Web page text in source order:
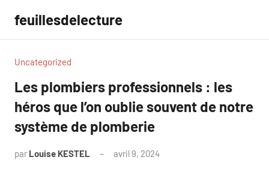
contenu
feuillesdelecture
Uncategorized
Les plombiers professionnels : les
héros que l’on oublie souvent de notre
système de plomberie
par Louise KESTEL avril 9, 2024